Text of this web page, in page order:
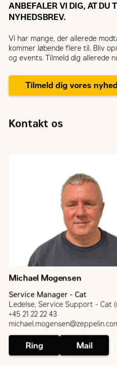
ANBEFALER VI DIG, AT DU
NYHEDSBREV.
Vi har mange, der allerede
kommer løbende flere til. Bliv
og events. Tilmeld dig allerede
Tilmeld dig vores
Kontakt os
Michael Mogensen
Service Manager - Cat
Ledelse, Service Support - Cat
+45 21 22 22 43
Ring Mail